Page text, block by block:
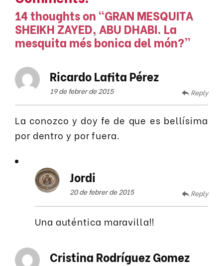
14 thoughts on “GRAN MESQUITA
SHEIKH ZAYED, ABU DHABI. La
mesquita més bonica del món?”
Ricardo Lafita Pérez
19 de febrer de 2015 Reply
La conozco y doy fe de que es bellísima
por dentro y por fuera.
Jordi
20 de febrer de 2015 Reply
Una auténtica maravilla!!
Cristina Rodríguez Gomez